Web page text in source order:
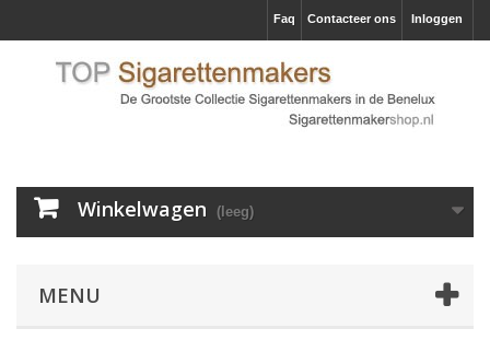
Inloggen
Contacteer ons
Faq
Winkelwagen (leeg)
MENU